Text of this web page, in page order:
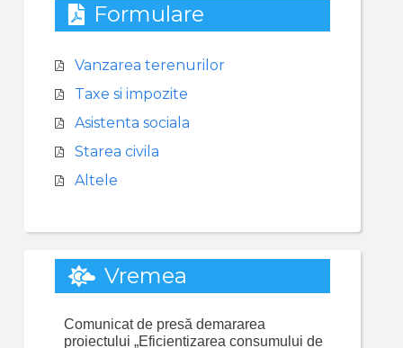
Formulare
Vanzarea terenurilor
Taxe si impozite
Asistenta sociala
Starea civila
Altele
Vremea
Comunicat de presă demararea
proiectului „Eficientizarea consumului de